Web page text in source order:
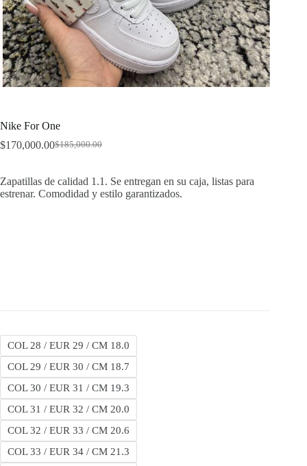
Nike For One
$185,000.00
Original
$185,000.00.
$170,000.00Current
$170,000.00.
Zapatillas de calidad 1.1. Se entregan en su caja, listas para
estrenar. Comodidad y estilo garantizados.
COL 28 / EUR 29 / CM 18.0
COL 29 / EUR 30 / CM 18.7
COL 30 / EUR 31 / CM 19.3
COL 31 / EUR 32 / CM 20.0
COL 32 / EUR 33 / CM 20.6
COL 33 / EUR 34 / CM 21.3